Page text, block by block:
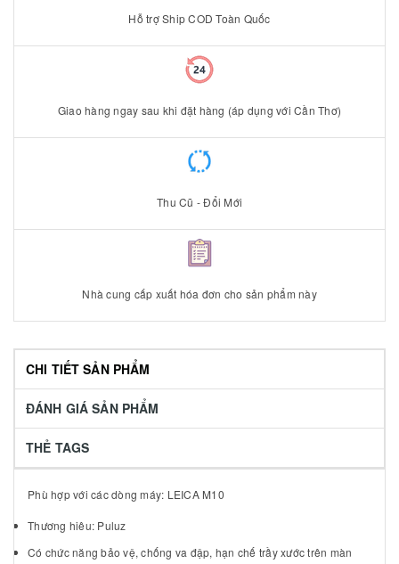
Hỗ trợ Ship COD Toàn Quốc
Giao hàng ngay sau khi đặt hàng (áp dụng với Cần Thơ)
Thu Cũ - Đổi Mới
Nhà cung cấp xuất hóa đơn cho sản phẩm này
CHI TIẾT SẢN PHẨM
ĐÁNH GIÁ SẢN PHẨM
THẺ TAGS
Phù hợp với các dòng máy: LEICA M10
Thương hiêu: Puluz
Có chức năng bảo vệ, chống va đập, hạn chế trầy xước trên màn